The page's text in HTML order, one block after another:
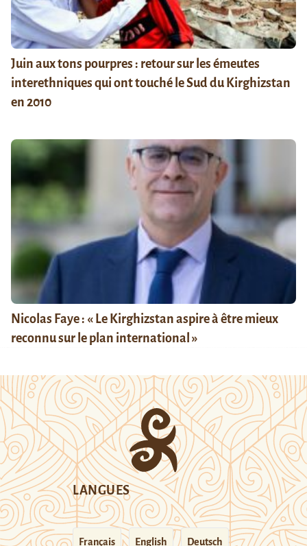
Juin aux tons pourpres : retour sur les émeutes
interethniques qui ont touché le Sud du Kirghizstan
en 2010
Nicolas Faye : « Le Kirghizstan aspire à être mieux
reconnu sur le plan international »
LANGUES
Français English Deutsch